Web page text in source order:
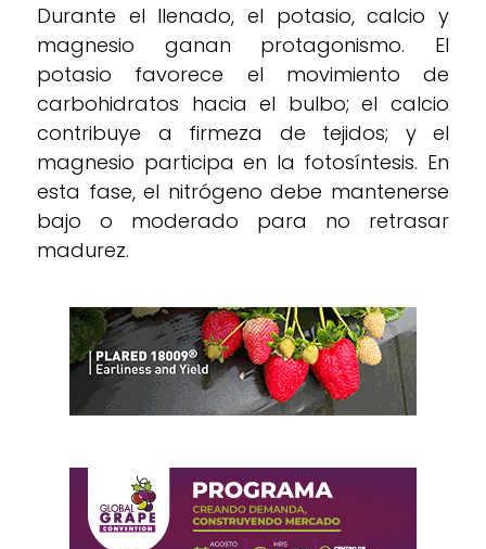
Durante el llenado, el potasio, calcio y
magnesio ganan protagonismo. El
potasio favorece el movimiento de
carbohidratos hacia el bulbo; el calcio
contribuye a firmeza de tejidos; y el
magnesio participa en la fotosíntesis. En
esta fase, el nitrógeno debe mantenerse
bajo o moderado para no retrasar
madurez.